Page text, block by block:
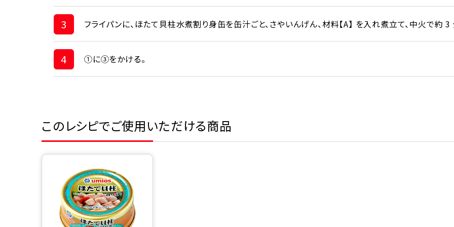
3 フライパンに、ほたて貝柱水煮割り身缶を缶汁ごと、さやいんげん、材料【A】 を入れ煮立て、中火で約 3
4 ①に③をかける。
このレシピでご使用いただける商品